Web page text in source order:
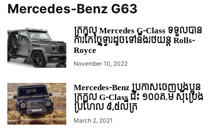
Mercedes-Benz G63
ត្រកូល Mercedes G-Class ទទួលបាន
ការកែច្នៃទ្វារដូចទៅនឹងរថយន្ត Rolls-
Royce
November 10, 2022
Mercedes-Benz ប្រកាសចេញបងប្អូន
ត្រកូល G-Class ជិះ ១០០គ.ម ស៊ីប្រេង
ប្រហែល ៩,៥លីត្រ
March 2, 2021